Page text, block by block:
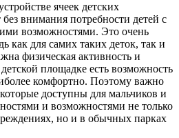
ячеек детских
внимания потребности детей с
возможностями. Это очень
как для самих таких деток, так и
физическая активность и
площадке есть возможность
комфортно. Поэтому важно
доступны для мальчиков и
и возможностями не только
но и в обычных парках